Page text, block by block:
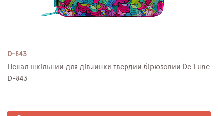
D-843
Пенал шкільний для дівчинки твердий бірюзовий De Lune
D-843